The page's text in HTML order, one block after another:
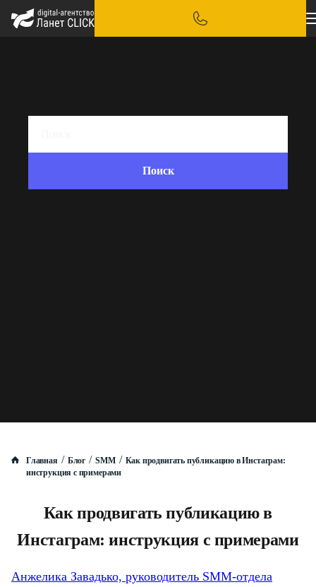
Главная / Блог / SMM / Как продвигать публикацию в Инстаграм:
инструкция с примерами
Как продвигать публикацию в
Инстаграм: инструкция с примерами
Анжелика Завадько, руководитель SMM-отдела